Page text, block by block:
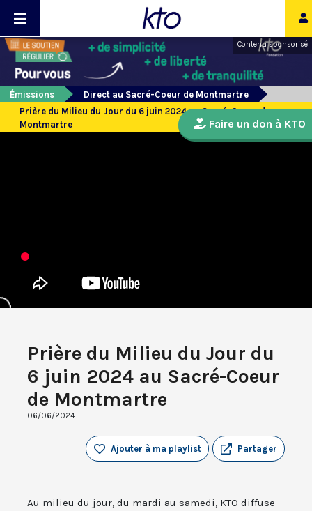
Contenu sponsorisé
Émissions
Direct au Sacré-Coeur de Montmartre
Prière du Milieu du Jour du 6 juin 2024 au Sacré-Coeur de
Montmartre
Prière du Milieu du Jour du
6 juin 2024 au Sacré-Coeur
de Montmartre
06/06/2024
Partager
Ajouter à ma playlist
Au milieu du jour, du mardi au samedi, KTO diffuse
Faire un don à KTO